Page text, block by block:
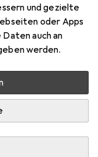
und gezielte
oder Apps
auch an
werden.
geliefert